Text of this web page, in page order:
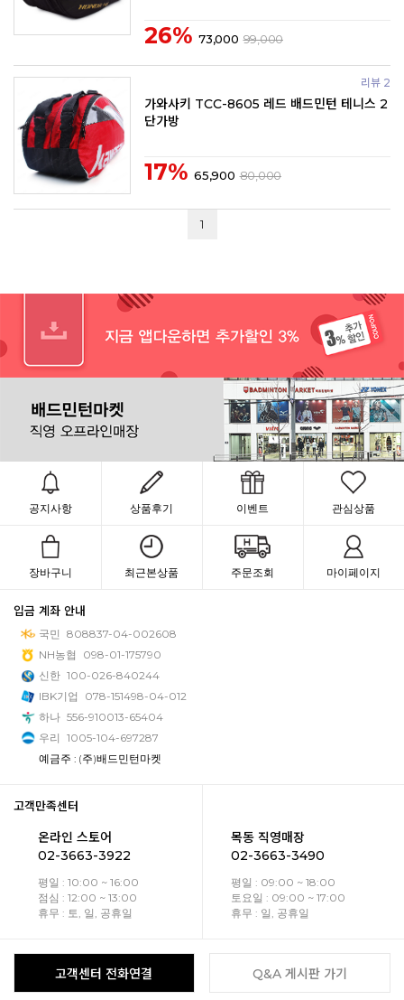
26% 73,000 99,000
리뷰 2
가와사키 TCC-8605 레드 배드민턴 테니스 2
단가방
17% 65,900 80,000
1
공지사항 상품후기 이벤트 관심상품
장바구니 최근본상품 주문조회 마이페이지
입금 계좌 안내
국민 808837-04-002608
NH농협
098-01-175790
신한 100-026-840244
IBK기업
078-151498-04-012
하나 556-910013-65404
우리 1005-104-697287
예금주 : (주)배드민턴마켓
고객만족센터
온라인 스토어
02-3663-3922
평일 : 10:00 ~ 16:00
점심 : 12:00 ~ 13:00
휴무 : 토, 일, 공휴일
목동 직영매장
02-3663-3490
평일 : 09:00 ~ 18:00
토요일 : 09:00 ~ 17:00
휴무 : 일, 공휴일
고객센터 전화연결 Q&A 게시판 가기